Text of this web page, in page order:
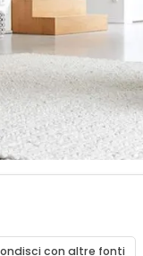
con altre fonti